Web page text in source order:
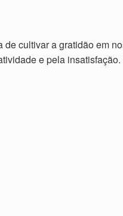
cultivar a gratidão em
e pela